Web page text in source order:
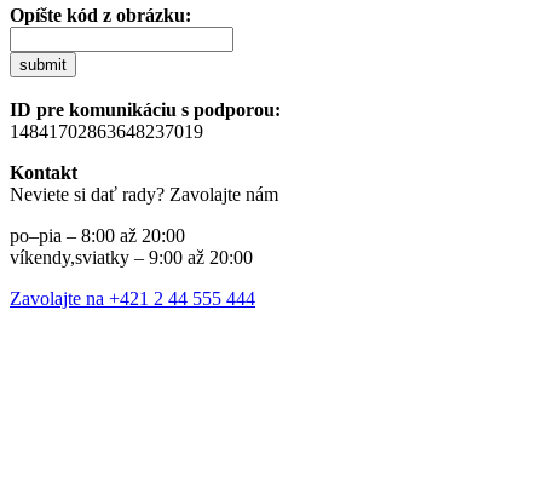
Opíšte kód z obrázku:
submit
ID pre komunikáciu s podporou:
14841702863648237019
Kontakt
Neviete si dať rady? Zavolajte nám
po–pia – 8:00 až 20:00
víkendy,sviatky – 9:00 až 20:00
Zavolajte na +421 2 44 555 444